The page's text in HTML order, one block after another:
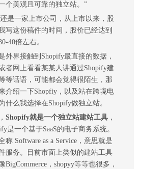
个美观且可靠的独立站。”
是一家上市公司，从上市以来，股
写这份稿件的时间，股价已经达到
40倍左右。
外界接触到Shopify最直接的数据，
者网上看看某某人讲通过Shopify建
等话语，可能都会觉得很陌生，那
介绍一下Shopfiy，以及站在跨境电
什么我选择在Shopify做独立站。
Shopify就是一个独立站建站工具 ，
是一个基于SaaS的电子商务系统。
称 Software as a Service，意思就是
服务。目前市面上类似的建站工具
，shopyy等等也很多，